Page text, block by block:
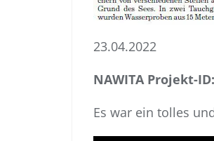
23.04.2022
NAWITA Projekt-
Es war ein tolles